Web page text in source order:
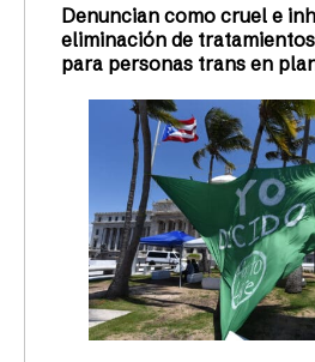
Denuncian como cruel e
eliminación de
para personas trans en